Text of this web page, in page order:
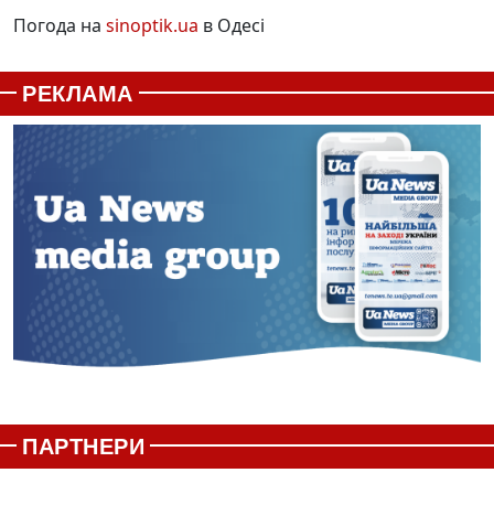
Погода на sinoptik.ua в Одесі
РЕКЛАМА
ПАРТНЕРИ